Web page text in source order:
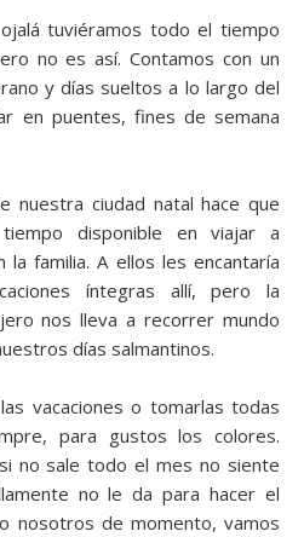
tuviéramos todo el tiempo
no es así. Contamos con un
y días sueltos a lo largo del
en puentes, fines de semana
nuestra ciudad natal hace que
disponible en viajar a
la familia. A ellos les encantaría
íntegras allí, pero la
nos lleva a recorrer mundo
días salmantinos.
vacaciones o tomarlas todas
para gustos los colores.
no sale todo el mes no siente
no le da para hacer el
nosotros de momento, vamos